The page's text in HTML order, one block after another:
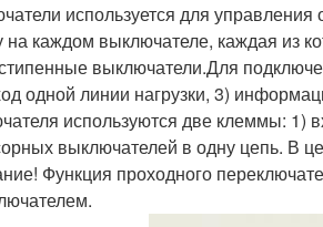
используется для
на каждом выключателе, каждая из
выключатели.Для
одной линии нагрузки, 3)
используются две клеммы:
выключателей в одну цепь. В
Функция проходного